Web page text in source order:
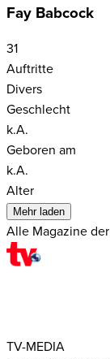
Fay Babcock
31
Auftritte
Divers
Geschlecht
k.A.
Geboren am
k.A.
Alter
Mehr laden
Alle Magazine
TV-MEDIA